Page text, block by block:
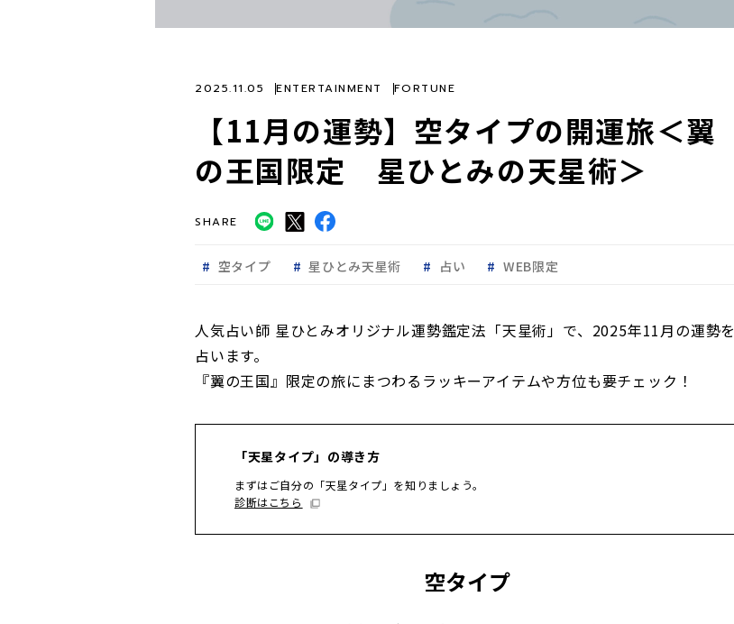
【11月の運勢】空タイプの開運旅＜翼
の王国限定 星ひとみの天星術＞
2025.11.05 ENTERTAINMENT FORTUNE
SHARE
空タイプ 星ひとみ天星術 占い WEB限定
人気占い師 星ひとみオリジナル運勢鑑定法「天星術」で、2025年11月の運勢を
占います。
『翼の王国』限定の旅にまつわるラッキーアイテムや方位も要チェック！
「天星タイプ」の導き方
まずはご自分の「天星タイプ」を知りましょう。
診断はこちら
空タイプ